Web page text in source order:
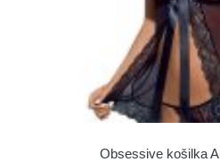
Obsessive košilka